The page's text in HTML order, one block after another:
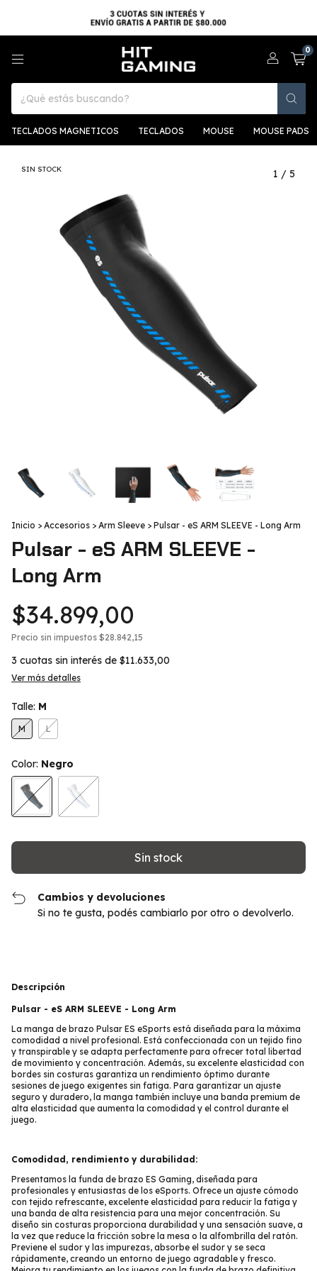
0
TECLADOS MAGNETICOS TECLADOS MOUSE MOUSE PADS
SIN STOCK 1 / 5
Inicio > Accesorios > Arm Sleeve > Pulsar - eS ARM SLEEVE - Long Arm
Pulsar - eS ARM SLEEVE -
Long Arm
$34.899,00
Precio sin impuestos $28.842,15
3 cuotas sin interés de $11.633,00
Ver más detalles
Talle: M
M L
Color: Negro
Cambios y devoluciones
Si no te gusta, podés cambiarlo por otro o devolverlo.
Descripción
Pulsar - eS ARM SLEEVE - Long Arm
La manga de brazo Pulsar ES eSports está diseñada para la máxima
comodidad a nivel profesional. Está confeccionada con un tejido fino
y transpirable y se adapta perfectamente para ofrecer total libertad
de movimiento y concentración. Además, su excelente elasticidad con
bordes sin costuras garantiza un rendimiento óptimo durante
sesiones de juego exigentes sin fatiga. Para garantizar un ajuste
seguro y duradero, la manga también incluye una banda premium de
alta elasticidad que aumenta la comodidad y el control durante el
juego.
Comodidad, rendimiento y durabilidad:
Presentamos la funda de brazo ES Gaming, diseñada para
profesionales y entusiastas de los eSports. Ofrece un ajuste cómodo
con tejido refrescante, excelente elasticidad para reducir la fatiga y
una banda de alta resistencia para una mejor concentración. Su
diseño sin costuras proporciona durabilidad y una sensación suave, a
la vez que reduce la fricción sobre la mesa o la alfombrilla del ratón.
Previene el sudor y las impurezas, absorbe el sudor y se seca
rápidamente, creando un entorno de juego agradable y fresco.